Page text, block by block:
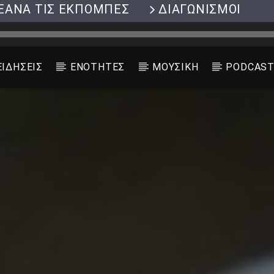
ΤΙΣ ΕΚΠΟΜΠΕΣ ΔΙΑΓΩΝΙΣΜΟΙ
ΕΝΟΤΗΤΕΣ ΜΟΥΣΙΚΗ